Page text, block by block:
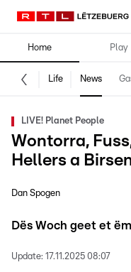
Home Play
Life News
LIVE! Planet People
Wontorra,
Hellers a
Dan Spogen
Dës Woch geet et
Update: 17.11.2025 08:07